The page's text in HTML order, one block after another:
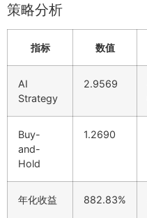
策略分析
指标 数值
AI
Strategy
2.9569
Buy-
and-
Hold
1.2690
年化收益 882.83%